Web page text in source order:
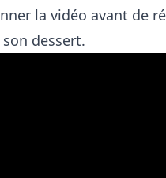
la vidéo avant de
dessert.